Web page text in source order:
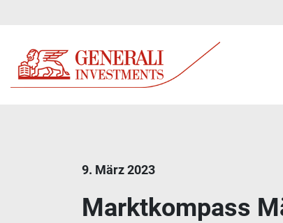
9. März 2023
Marktkompass